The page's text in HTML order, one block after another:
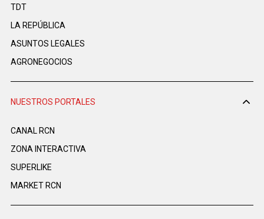
TDT
LA REPÚBLICA
ASUNTOS LEGALES
AGRONEGOCIOS
NUESTROS PORTALES
CANAL RCN
ZONA INTERACTIVA
SUPERLIKE
MARKET RCN